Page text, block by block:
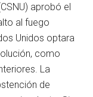
aprobó el
al fuego
Unidos optara
como
La
de